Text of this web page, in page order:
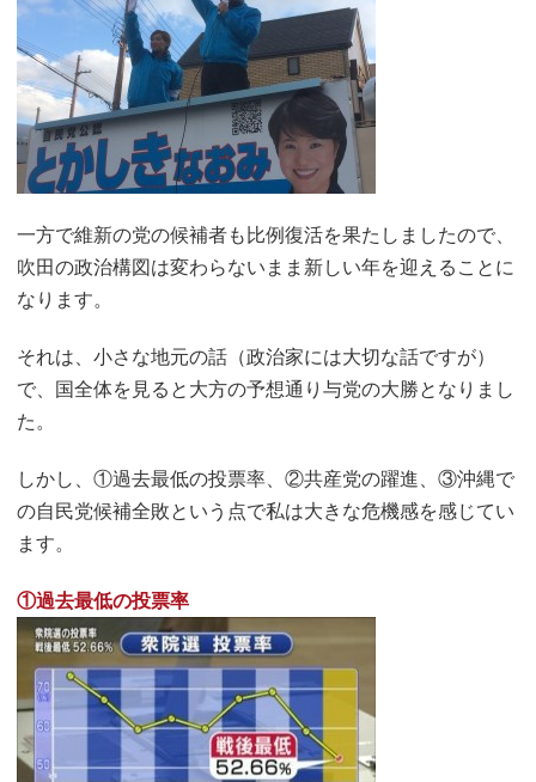
一方で維新の党の候補者も比例復活を果たしましたので、
吹田の政治構図は変わらないまま新しい年を迎えることに
なります。
それは、小さな地元の話（政治家には大切な話ですが）
で、国全体を見ると大方の予想通り与党の大勝となりまし
た。
しかし、①過去最低の投票率、②共産党の躍進、③沖縄で
の自民党候補全敗という点で私は大きな危機感を感じてい
ます。
①過去最低の投票率